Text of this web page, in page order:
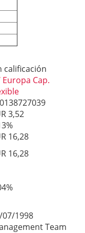
calificación
Europa Cap.
3,52
16,28
16,28
07/1998
Team